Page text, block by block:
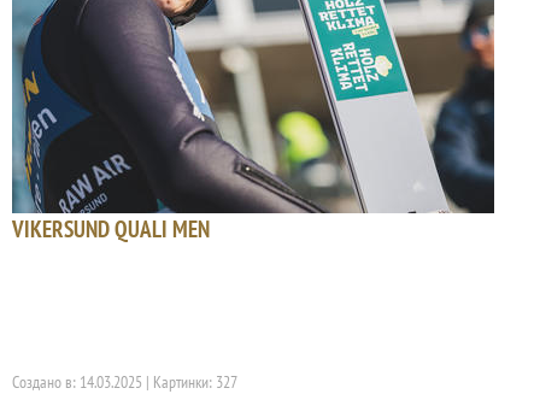
VIKERSUND QUALI MEN
Создано в: 14.03.2025 | Картинки: 327